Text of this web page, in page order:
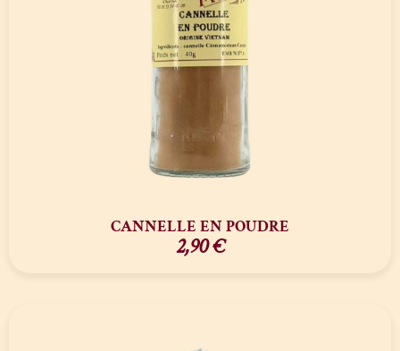
CANNELLE EN POUDRE
2,90€